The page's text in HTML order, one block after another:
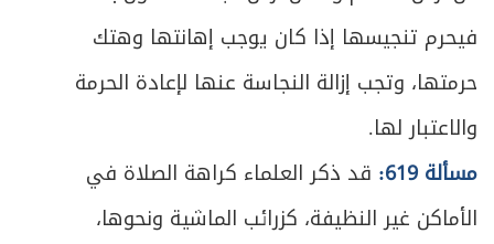
فيحرم تنجيسها إذا كان يوجب إهانتها وهتك
حرمتها، وتجب إزالة النجاسة عنها لإعادة الحرمة
والاعتبار لها.
مسألة 619:
قد ذكر العلماء كراهة الصلاة في
الأماكن غير النظيفة، كزرائب الماشية ونحوها،